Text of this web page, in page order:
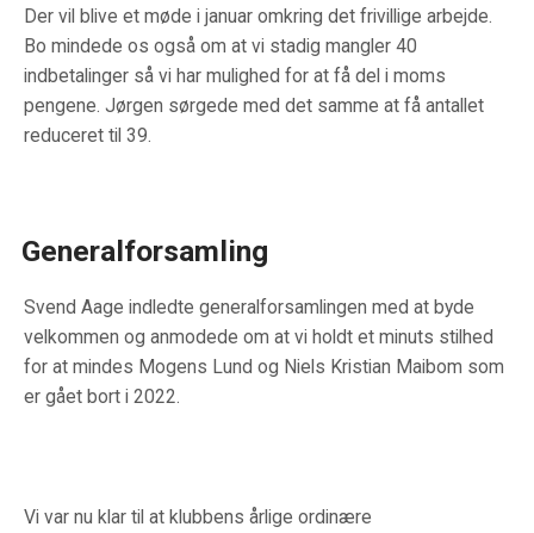
Der vil blive et møde i januar omkring det frivillige arbejde.
Bo mindede os også om at vi stadig mangler 40
indbetalinger så vi har mulighed for at få del i moms
pengene. Jørgen sørgede med det samme at få antallet
reduceret til 39.
Generalforsamling
Svend Aage indledte generalforsamlingen med at byde
velkommen og anmodede om at vi holdt et minuts stilhed
for at mindes Mogens Lund og Niels Kristian Maibom som
er gået bort i 2022.
Vi var nu klar til at klubbens årlige ordinære